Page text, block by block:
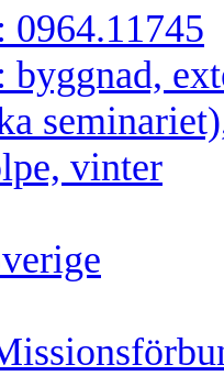
0964.11745
byggnad,
vinter